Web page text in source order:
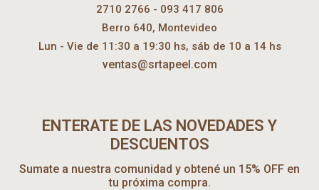
2710 2766 - 093 417 806
Berro 640, Montevideo
Lun - Vie de 11:30 a 19:30 hs, sáb de 10 a 14 hs
ventas@srtapeel.com
ENTERATE DE LAS NOVEDADES Y
DESCUENTOS
Sumate a nuestra comunidad y obtené un 15% OFF en
tu próxima compra.